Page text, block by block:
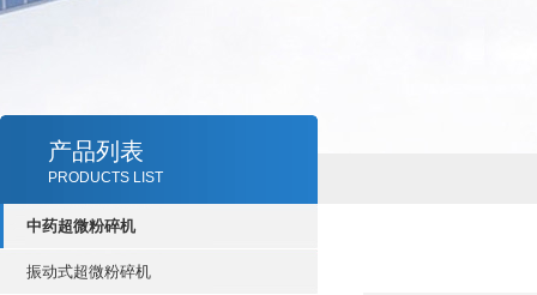
产品列表
PRODUCTS LIST
中药超微粉碎机
振动式超微粉碎机